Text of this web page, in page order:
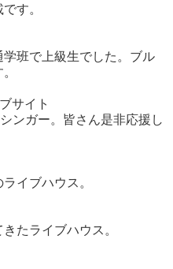
す。
班で上級生でした。ブル
サイト
ンガー。皆さん是非応援し
イブハウス。
たライブハウス。